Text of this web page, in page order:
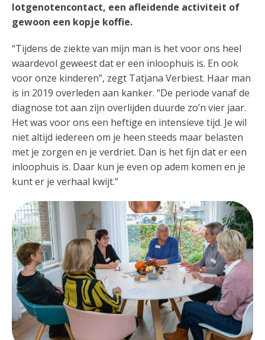
lotgenotencontact, een afleidende activiteit of
gewoon een kopje koffie.
“Tijdens de ziekte van mijn man is het voor ons heel
waardevol geweest dat er een inloophuis is. En ook
voor onze kinderen”, zegt Tatjana Verbiest. Haar man
is in 2019 overleden aan kanker. “De periode vanaf de
diagnose tot aan zijn overlijden duurde zo’n vier jaar.
Het was voor ons een heftige en intensieve tijd. Je wil
niet altijd iedereen om je heen steeds maar belasten
met je zorgen en je verdriet. Dan is het fijn dat er een
inloophuis is. Daar kun je even op adem komen en je
kunt er je verhaal kwijt.”